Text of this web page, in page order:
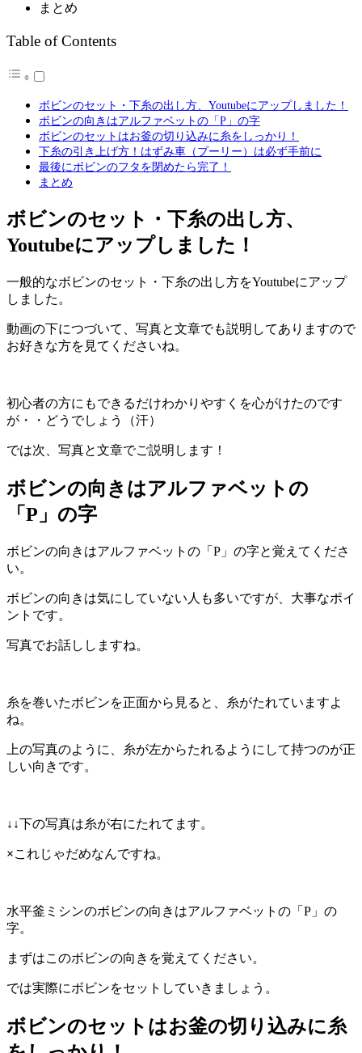
まとめ
Table of Contents
ボビンのセット・下糸の出し方、Youtubeにアップしました！
ボビンの向きはアルファベットの「P」の字
ボビンのセットはお釜の切り込みに糸をしっかり！
下糸の引き上げ方！はずみ車（プーリー）は必ず手前に
最後にボビンのフタを閉めたら完了！
まとめ
ボビンのセット・下糸の出し方、
Youtubeにアップしました！
一般的なボビンのセット・下糸の出し方をYoutubeにアップ
しました。
動画の下につづいて、写真と文章でも説明してありますので
お好きな方を見てくださいね。
初心者の方にもできるだけわかりやすくを心がけたのです
が・・どうでしょう（汗）
では次、写真と文章でご説明します！
ボビンの向きはアルファベットの
「P」の字
ボビンの向きはアルファベットの「P」の字と覚えてくださ
い。
ボビンの向きは気にしていない人も多いですが、大事なポイ
ントです。
写真でお話ししますね。
糸を巻いたボビンを正面から見ると、糸がたれていますよ
ね。
上の写真のように、糸が左からたれるようにして持つのが正
しい向きです。
↓↓下の写真は糸が右にたれてます。
×これじゃだめなんですね。
水平釜ミシンのボビンの向きはアルファベットの「P」の
字。
まずはこのボビンの向きを覚えてください。
では実際にボビンをセットしていきましょう。
ボビンのセットはお釜の切り込みに糸